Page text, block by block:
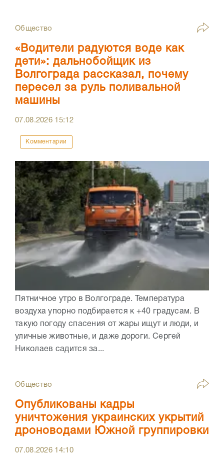
Общество
«Водители радуются воде как
дети»: дальнобойщик из
Волгограда рассказал, почему
пересел за руль поливальной
машины
07.08.2026 15:12
Комментарии
Пятничное утро в Волгограде. Температура
воздуха упорно подбирается к +40 градусам. В
такую погоду спасения от жары ищут и люди, и
уличные животные, и даже дороги. Сергей
Николаев садится за...
Общество
Опубликованы кадры
уничтожения украинских укрытий
дроноводами Южной группировки
07.08.2026 14:10